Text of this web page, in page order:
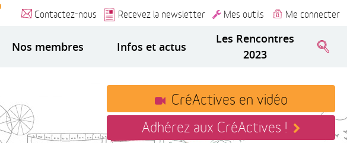
Contactez-nous Recevez la newsletter Mes outils Me connecter
Nos membres Infos et actus
Les Rencontres
2023
CréActives en vidéo
Adhérez aux CréActives !